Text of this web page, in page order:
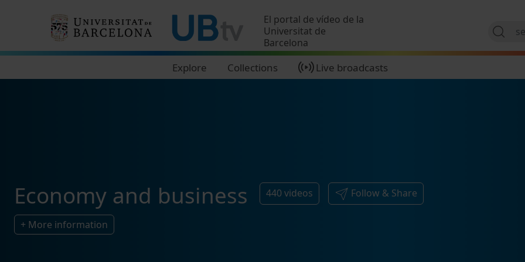
El portal de vídeo de la
Universitat de
Barcelona
Explore Collections Live broadcasts
Economy and business 440 videos Follow & Share
+ More information